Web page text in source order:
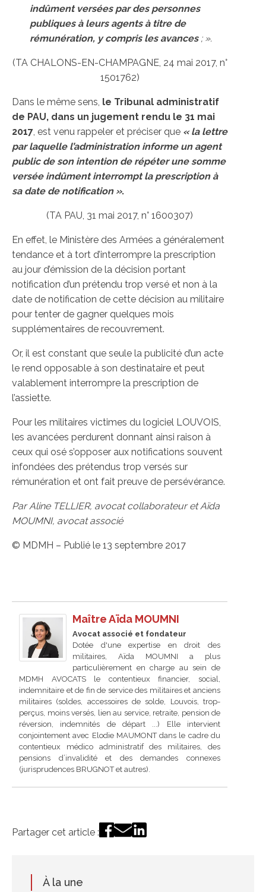
indûment versées par des personnes
publiques à leurs agents à titre de
rémunération, y compris les avances; ».
(TA CHALONS-EN-CHAMPAGNE, 24 mai 2017, n°
1501762)
Dans le même sens, le Tribunal administratif
de PAU, dans un jugement rendu le 31 mai
2017 , est venu rappeler et préciser que « la lettre
par laquelle l’administration informe un agent
public de son intention de répéter une somme
versée indûment interrompt la prescription à
sa date de notification ».
(TA PAU, 31 mai 2017, n° 1600307)
En effet, le Ministère des Armées a généralement
tendance et à tort d’interrompre la prescription
au jour d’émission de la décision portant
notification d’un prétendu trop versé et non à la
date de notification de cette décision au militaire
pour tenter de gagner quelques mois
supplémentaires de recouvrement.
Or, il est constant que seule la publicité d’un acte
le rend opposable à son destinataire et peut
valablement interrompre la prescription de
l’assiette.
Pour les militaires victimes du logiciel LOUVOIS,
les avancées perdurent donnant ainsi raison à
ceux qui osé s’opposer aux notifications souvent
infondées des prétendus trop versés sur
rémunération et ont fait preuve de persévérance.
Par Aline TELLIER, avocat collaborateur et Aïda
MOUMNI, avocat associé
© MDMH – Publié le 13 septembre 2017
Maître Aïda MOUMNI
Avocat associé et fondateur
Dotée d'une expertise en droit des
militaires, Aïda MOUMNI a plus
particulièrement en charge au sein de
MDMH AVOCATS le contentieux financier, social,
indemnitaire et de fin de service des militaires et anciens
militaires (soldes, accessoires de solde, Louvois, trop-
perçus, moins versés, lien au service, retraite, pension de
réversion, indemnités de départ ...) Elle intervient
conjointement avec Elodie MAUMONT dans le cadre du
contentieux médico administratif des militaires, des
pensions d’invalidité et des demandes connexes
(jurisprudences BRUGNOT et autres).
Partager cet article :
À la une